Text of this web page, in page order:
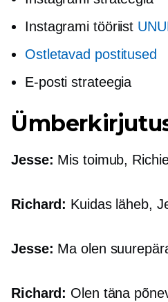
Instagrami tööriist
Ostletavad postitused
E-posti strateegia
Jesse: Mis toimub,
Richard: Kuidas läheb,
Jesse: Ma olen
Richard: Olen täna